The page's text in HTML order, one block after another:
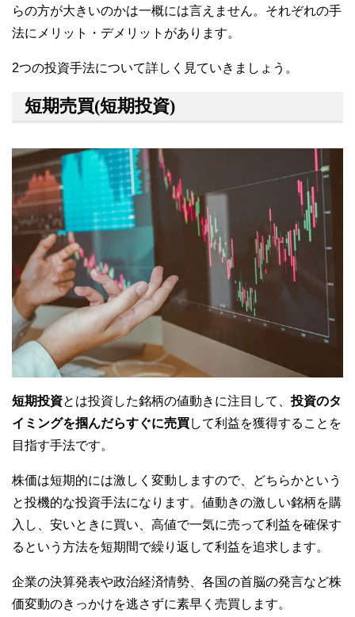
らの方が大きいのかは一概には言えません。それぞれの手
法にメリット・デメリットがあります。
2つの投資手法について詳しく見ていきましょう。
短期売買(短期投資)
短期投資とは投資した銘柄の値動きに注目して、投資のタ
イミングを掴んだらすぐに売買して利益を獲得することを
目指す手法です。
株価は短期的には激しく変動しますので、どちらかという
と投機的な投資手法になります。値動きの激しい銘柄を購
入し、安いときに買い、高値で一気に売って利益を確保す
るという方法を短期間で繰り返して利益を追求します。
企業の決算発表や政治経済情勢、各国の首脳の発言など株
価変動のきっかけを逃さずに素早く売買します。